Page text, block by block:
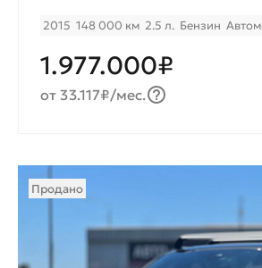
2015 148 000 км 2.5 л. Бензин
1.977.000₽
от 33.117₽/мес.
Продано